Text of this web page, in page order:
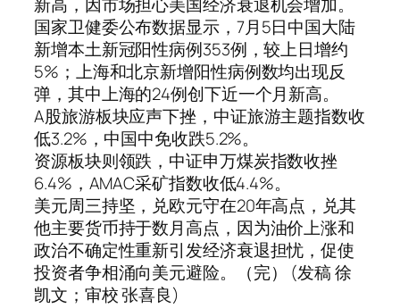
新高，因市场担心美国经济衰退机会增加。
国家卫健委公布数据显示，7月5日中国大陆
新增本土新冠阳性病例353例，较上日增约
5%；上海和北京新增阳性病例数均出现反
弹，其中上海的24例创下近一个月新高。
A股旅游板块应声下挫，中证旅游主题指数收
低3.2%，中国中免收跌5.2%。
资源板块则领跌，中证申万煤炭指数收挫
6.4%，AMAC采矿指数收低4.4%。
美元周三持坚，兑欧元守在20年高点，兑其
他主要货币持于数月高点，因为油价上涨和
政治不确定性重新引发经济衰退担忧，促使
投资者争相涌向美元避险。（完） (发稿 徐
凯文；审校 张喜良)